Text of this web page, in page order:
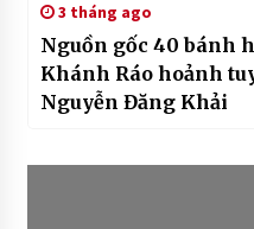
3 tháng ago
Nguồn gốc 40 bánh
Khánh Ráo hoảnh
Nguyễn Đăng Khải